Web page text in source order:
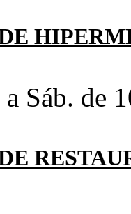
Sáb. de